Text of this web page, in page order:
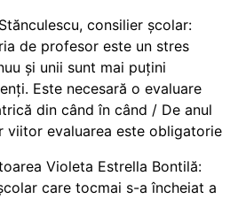
consilier școlar:
de profesor este un stres
și unii sunt mai puțini
Este necesară o evaluare
din când în când / De anul
viitor evaluarea este obligatorie
Violeta Estrella Bontilă:
care tocmai s-a încheiat a